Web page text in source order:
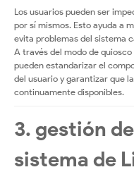
Los usuarios pueden ser
por sí mismos. Esto ayuda a
evita problemas del sistema
A través del modo de
pueden estandarizar el
del usuario y garantizar que
continuamente disponibles.
3. gestión
sistema de